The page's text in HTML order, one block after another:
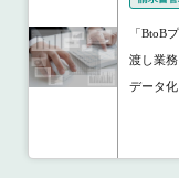
「BtoB
渡し業
データ化